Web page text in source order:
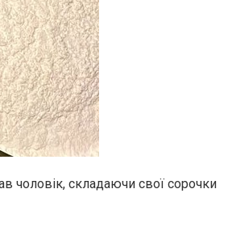
чоловік, складаючи свої сорочки